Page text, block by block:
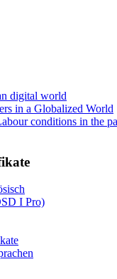
digital world
in a Globalized World
conditions in the
I Pro)